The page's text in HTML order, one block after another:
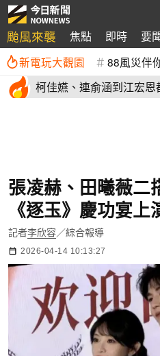
颱風來襲 焦點 即時 要
新電玩大觀園 88風災伴
柯佳嬿、連俞涵到江宏
張凌赫、田曦薇二
《逐玉》慶功宴
記者李欣容／綜合報導
2026-04-14 10:13:27